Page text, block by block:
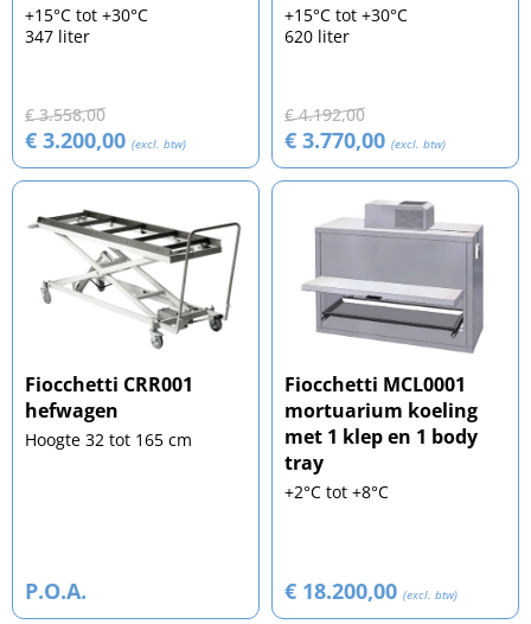
+15°C tot +30°C
347 liter
€ 3.558,00
€ 3.200,00 (excl. btw)
+15°C tot +30°C
620 liter
€ 4.192,00
€ 3.770,00 (excl. btw)
Fiocchetti CRR001
hefwagen
Hoogte 32 tot 165 cm
P.O.A.
Fiocchetti MCL0001
mortuarium koeling
met 1 klep en 1 body
tray
+2°C tot +8°C
€ 18.200,00 (excl. btw)